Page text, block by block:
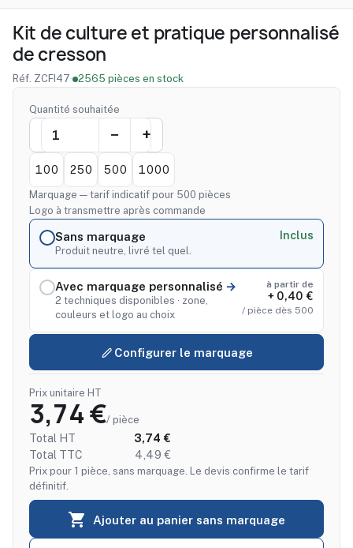
Kit de culture et pratique personnalisé
de cresson
Réf. ZCFI47· 2565 pièces en stock
Quantité souhaitée
100 250 500 1000
Marquage — tarif indicatif pour 500 pièces
Logo à transmettre après commande
Sans marquage
Produit neutre, livré tel quel.
Inclus
Avec marquage personnalisé
2 techniques disponibles · zone,
couleurs et logo au choix
à partir de
+ 0,40 €
/ pièce dès 500
Configurer le marquage
 Ajouter au panier sans marquage
Prix unitaire HT
3,74 €/ pièce
Total HT
3,74 €
Total TTC
4,49 €
Prix pour 1 pièce, sans marquage. Le devis confirme le tarif
définitif.